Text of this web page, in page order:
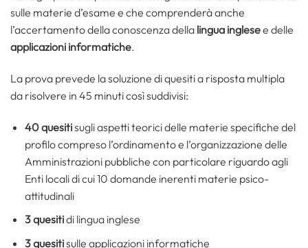
sulle materie d’esame e che comprenderà anche
l’accertamento della conoscenza della lingua inglesee delle
applicazioni informatiche.
La prova prevede la soluzione di quesiti a risposta multipla
da risolvere in 45 minuti così suddivisi:
40 quesitisugli aspetti teorici delle materie specifiche del
profilo compreso l’ordinamento e l’organizzazione delle
Amministrazioni pubbliche con particolare riguardo agli
Enti locali di cui 10 domande inerenti materie psico-
attitudinali
3 quesitidi lingua inglese
3 quesitisulle applicazioni informatiche